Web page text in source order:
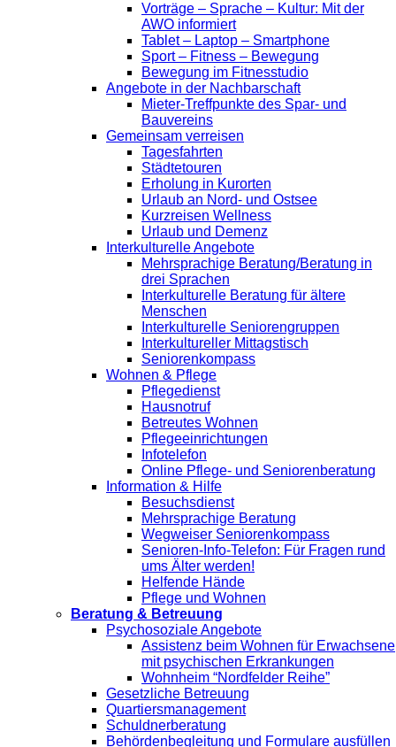
Vorträge – Sprache – Kultur: Mit der
AWO informiert
Tablet – Laptop – Smartphone
Sport – Fitness – Bewegung
Bewegung im Fitnesstudio
Angebote in der Nachbarschaft
Mieter-Treffpunkte des Spar- und
Bauvereins
Gemeinsam verreisen
Tagesfahrten
Städtetouren
Erholung in Kurorten
Urlaub an Nord- und Ostsee
Kurzreisen Wellness
Urlaub und Demenz
Interkulturelle Angebote
Mehrsprachige Beratung/Beratung in
drei Sprachen
Interkulturelle Beratung für ältere
Menschen
Interkulturelle Seniorengruppen
Interkultureller Mittagstisch
Seniorenkompass
Wohnen & Pflege
Pflegedienst
Hausnotruf
Betreutes Wohnen
Pflegeeinrichtungen
Infotelefon
Online Pflege- und Seniorenberatung
Information & Hilfe
Besuchsdienst
Mehrsprachige Beratung
Wegweiser Seniorenkompass
Senioren-Info-Telefon: Für Fragen rund
ums Älter werden!
Helfende Hände
Pflege und Wohnen
Beratung & Betreuung
Psychosoziale Angebote
Assistenz beim Wohnen für Erwachsene
mit psychischen Erkrankungen
Wohnheim “Nordfelder Reihe”
Gesetzliche Betreuung
Quartiersmanagement
Schuldnerberatung
Behördenbegleitung und Formulare ausfüllen